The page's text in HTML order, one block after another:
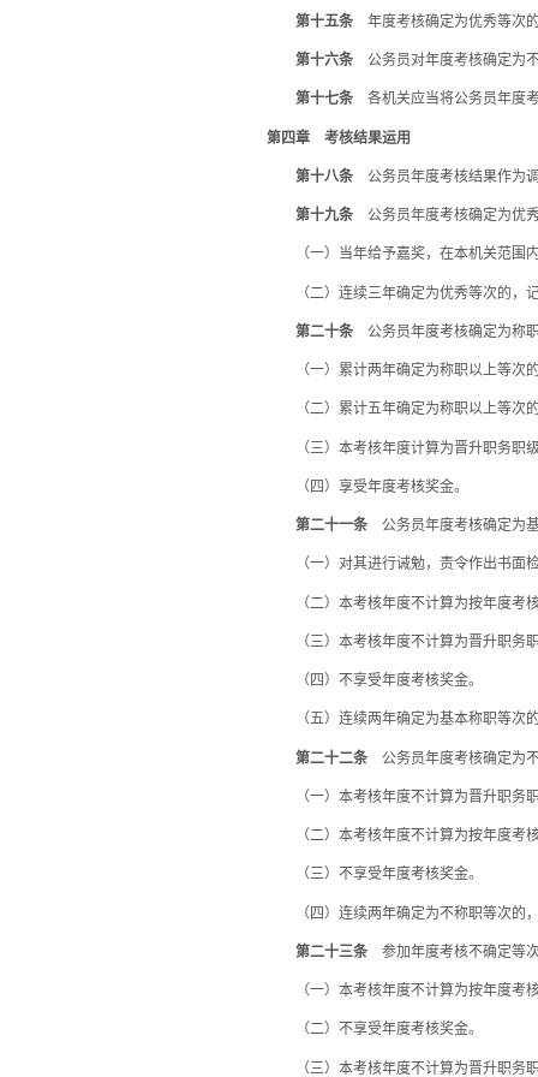
第十五条 年度考核确定为优秀等次
第十六条 公务员对年度考核确定为
第十七条 各机关应当将公务员年度
第四章 考核结果运用
第十八条 公务员年度考核结果作为
第十九条 公务员年度考核确定为优
（一）当年给予嘉奖，在本机关范围内
（二）连续三年确定为优秀等次的，记
第二十条 公务员年度考核确定为称
（一）累计两年确定为称职以上等次的
（二）累计五年确定为称职以上等次的
（三）本考核年度计算为晋升职务职级
（四）享受年度考核奖金。
第二十一条 公务员年度考核确定为
（一）对其进行诫勉，责令作出书面
（二）本考核年度不计算为按年度考
（三）本考核年度不计算为晋升职务职
（四）不享受年度考核奖金。
（五）连续两年确定为基本称职等次
第二十二条 公务员年度考核确定为
（一）本考核年度不计算为晋升职务职
（二）本考核年度不计算为按年度考
（三）不享受年度考核奖金。
（四）连续两年确定为不称职等次的
第二十三条 参加年度考核不确定等
（一）本考核年度不计算为按年度考
（二）不享受年度考核奖金。
（三）本考核年度不计算为晋升职务职